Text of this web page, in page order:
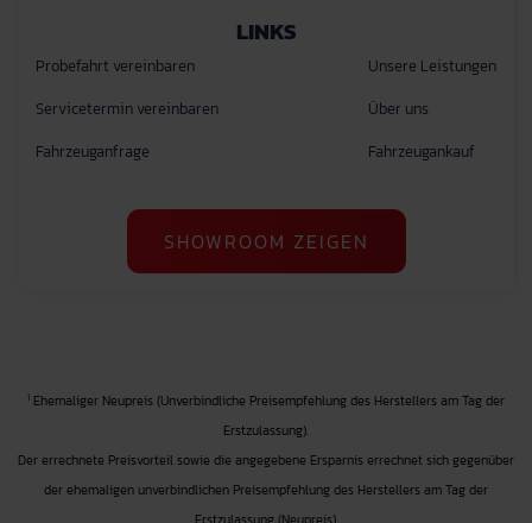
LINKS
Probefahrt vereinbaren
Servicetermin vereinbaren
Fahrzeuganfrage
Unsere Leistungen
Über uns
Fahrzeugankauf
SHOWROOM ZEIGEN
1 Ehemaliger Neupreis (Unverbindliche Preisempfehlung des Herstellers am Tag der
Erstzulassung).
Der errechnete Preisvorteil sowie die angegebene Ersparnis errechnet sich gegenüber
der ehemaligen unverbindlichen Preisempfehlung des Herstellers am Tag der